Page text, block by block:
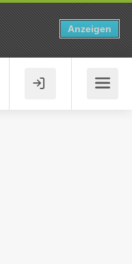
Anzeigen